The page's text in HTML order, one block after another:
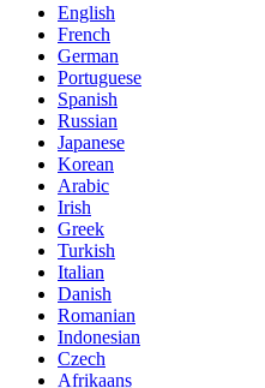
English
French
German
Portuguese
Spanish
Russian
Japanese
Korean
Arabic
Irish
Greek
Turkish
Italian
Danish
Romanian
Indonesian
Czech
Afrikaans